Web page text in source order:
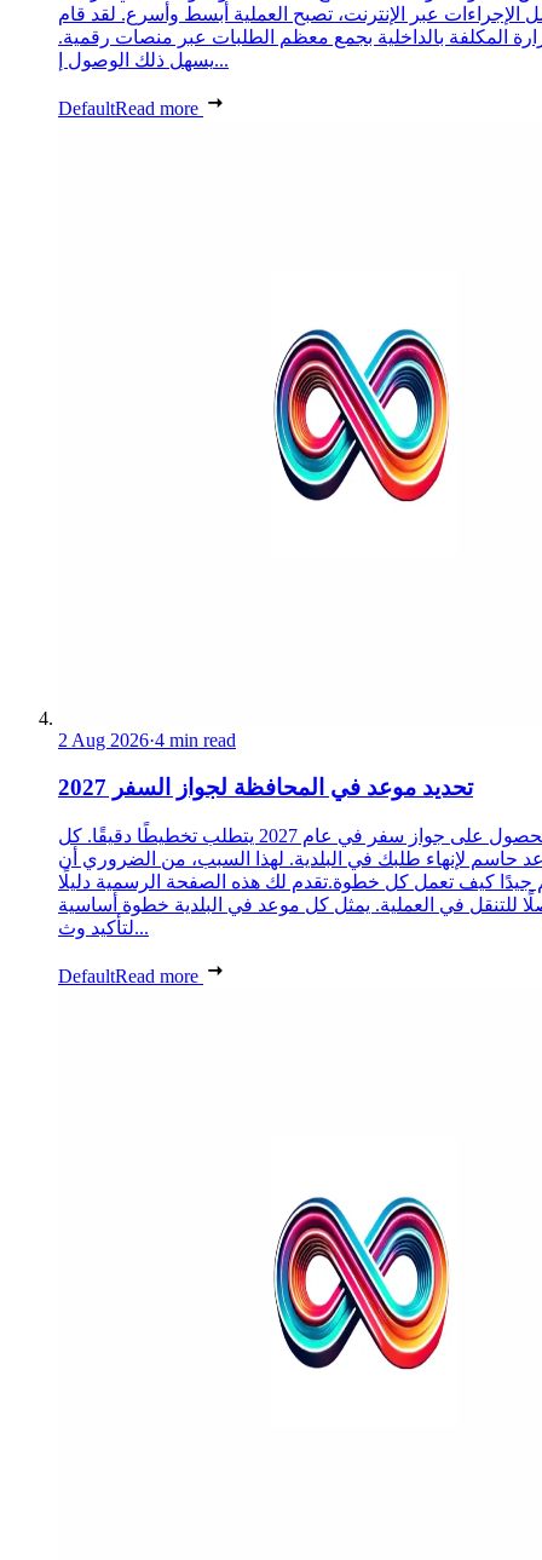
الإجراءات عبر الإنترنت، تصبح العملية أبسط وأسرع. لقد قام
المكلفة بالداخلية بجمع معظم الطلبات عبر منصات رقمية.
يسهل ذلك الوصول إ...
DefaultRead more
2 Aug 2026·4 min read
تحديد موعد في المحافظة لجواز السفر 2027
الحصول على جواز سفر في عام 2027 يتطلب تخطيطًا دقيقًا. كل
حاسم لإنهاء طلبك في البلدية. لهذا السبب، من الضروري أن
جيدًا كيف تعمل كل خطوة.تقدم لك هذه الصفحة الرسمية دليلًا
للتنقل في العملية. يمثل كل موعد في البلدية خطوة أساسية
لتأكيد وث...
DefaultRead more